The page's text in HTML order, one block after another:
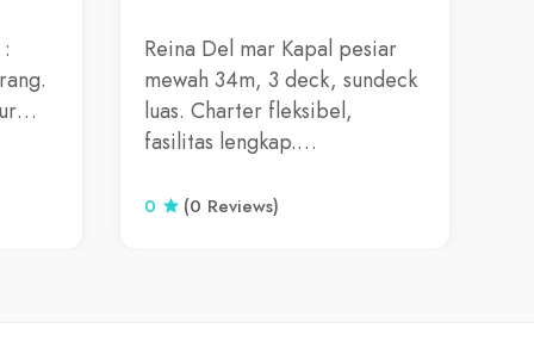
Reina Del mar Kapal pesiar
mewah 34m, 3 deck, sundeck
luas. Charter fleksibel,
fasilitas lengkap.…
0 (0 Reviews)